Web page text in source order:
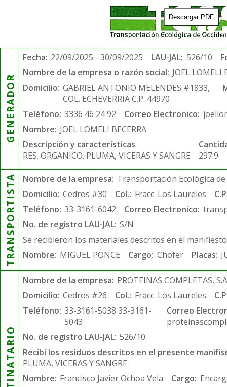
Descargar PDF
GENERADOR
Fecha: 22/09/2025 - 30/09/2025 LAU-JAL: 526/10
Nombre de la empresa o razón social: JOEL LOMELI
Domicilio: GABRIEL ANTONIO MELENDES #1833,
COL. ECHEVERRIA C.P. 44970
Teléfono: 3336 46 24 92 Correo Electronico:
Nombre: JOEL LOMELI BECERRA
Descripción y características
RES. ORGANICO. PLUMA, VICERAS Y SANGRE
297.9
TRANSPORTISTA Nombre de la empresa: Transportación Ecológica de
Domicilio: Cedros #30 Col.: Fracc. Los Laureles
Teléfono: 33-3161-6042 Correo Electronico:
No. de registro LAU-JAL: S/N
Se recibieron los materiales descritos en el
Nombre: MIGUEL PONCE Cargo: Chofer Placas:
DESTINATARIO
Nombre de la empresa: PROTEINAS COMPLETAS,
Domicilio: Cedros #26 Col.: Fracc. Los Laureles
Teléfono: 33-3161-5038 33-3161-
5043
Correo
No. de registro LAU-JAL: 526/10
Recibí los residuos descritos en el presente
PLUMA, VICERAS Y SANGRE
Nombre: Francisco Javier Ochoa Vela Cargo: